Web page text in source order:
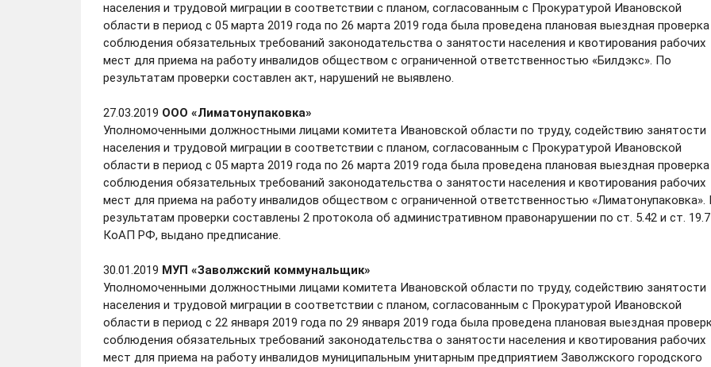
населения и трудовой миграции в соответствии с планом, согласованным с Прокуратурой Ивановской
области в период с 05 марта 2019 года по 26 марта 2019 года была проведена плановая выездная проверка
соблюдения обязательных требований законодательства о занятости населения и квотирования рабочих
мест для приема на работу инвалидов обществом с ограниченной ответственностью «Билдэкс». По
результатам проверки составлен акт, нарушений не выявлено.
27.03.2019 ООО «Лиматонупаковка»
Уполномоченными должностными лицами комитета Ивановской области по труду, содействию занятости
населения и трудовой миграции в соответствии с планом, согласованным с Прокуратурой Ивановской
области в период с 05 марта 2019 года по 26 марта 2019 года была проведена плановая выездная проверка
соблюдения обязательных требований законодательства о занятости населения и квотирования рабочих
мест для приема на работу инвалидов обществом с ограниченной ответственностью «Лиматонупаковка».
результатам проверки составлены 2 протокола об административном правонарушении по ст. 5.42 и ст. 19.7
КоАП РФ, выдано предписание.
30.01.2019 МУП «Заволжский коммунальщик»
Уполномоченными должностными лицами комитета Ивановской области по труду, содействию занятости
населения и трудовой миграции в соответствии с планом, согласованным с Прокуратурой Ивановской
области в период с 22 января 2019 года по 29 января 2019 года была проведена плановая выездная
соблюдения обязательных требований законодательства о занятости населения и квотирования рабочих
мест для приема на работу инвалидов муниципальным унитарным предприятием Заволжского городского